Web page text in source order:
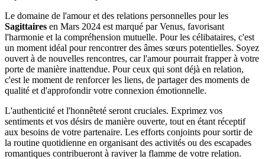
Le domaine de l'amour et des relations personnelles pour les
Sagittaires en Mars 2024 est marqué par Venus, favorisant
l'harmonie et la compréhension mutuelle. Pour les célibataires, c'est
un moment idéal pour rencontrer des âmes sœurs potentielles. Soyez
ouvert à de nouvelles rencontres, car l'amour pourrait frapper à votre
porte de manière inattendue. Pour ceux qui sont déjà en relation,
c'est le moment de renforcer les liens, de partager des moments de
qualité et d'approfondir votre connexion émotionnelle.
L'authenticité et l'honnêteté seront cruciales. Exprimez vos
sentiments et vos désirs de manière ouverte, tout en étant réceptif
aux besoins de votre partenaire. Les efforts conjoints pour sortir de
la routine quotidienne en organisant des activités ou des escapades
romantiques contribueront à raviver la flamme de votre relation.